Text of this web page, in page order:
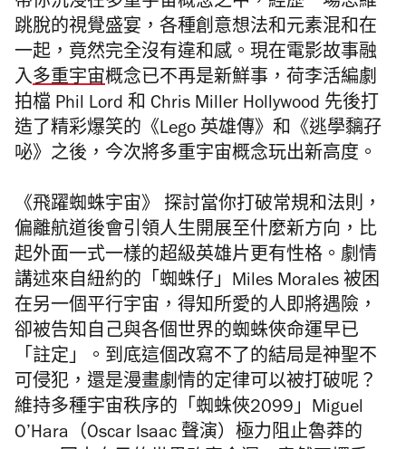
跳脫的視覺盛宴，各種創意想法和元素混和在
一起，竟然完全沒有違和感。現在電影故事融
入多重宇宙概念已不再是新鮮事，荷李活編劇
拍檔 Phil Lord 和 Chris Miller Hollywood 先後打
造了精彩爆笑的《Lego 英雄傳》和《逃學黐孖
咇》之後，今次將多重宇宙概念玩出新高度。
《飛躍蜘蛛宇宙》 探討當你打破常規和法則，
偏離航道後會引領人生開展至什麼新方向，比
起外面一式一樣的超級英雄片更有性格。劇情
講述來自紐約的「蜘蛛仔」Miles Morales 被困
在另一個平行宇宙，得知所愛的人即將遇險，
卻被告知自己與各個世界的蜘蛛俠命運早已
「註定」。到底這個改寫不了的結局是神聖不
可侵犯，還是漫畫劇情的定律可以被打破呢？
維持多種宇宙秩序的「蜘蛛俠2099」Miguel
O’Hara（Oscar Isaac 聲演）極力阻止魯莽的